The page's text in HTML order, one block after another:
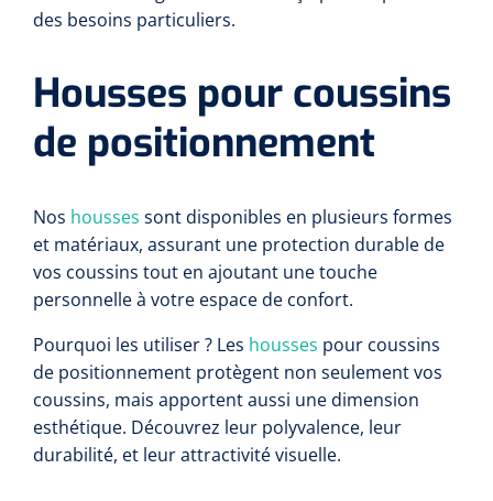
des besoins particuliers.
Housses pour coussins
de positionnement
Nos housses sont disponibles en plusieurs formes
et matériaux, assurant une protection durable de
vos coussins tout en ajoutant une touche
personnelle à votre espace de confort.
Pourquoi les utiliser ? Les housses pour coussins
de positionnement protègent non seulement vos
coussins, mais apportent aussi une dimension
esthétique. Découvrez leur polyvalence, leur
durabilité, et leur attractivité visuelle.